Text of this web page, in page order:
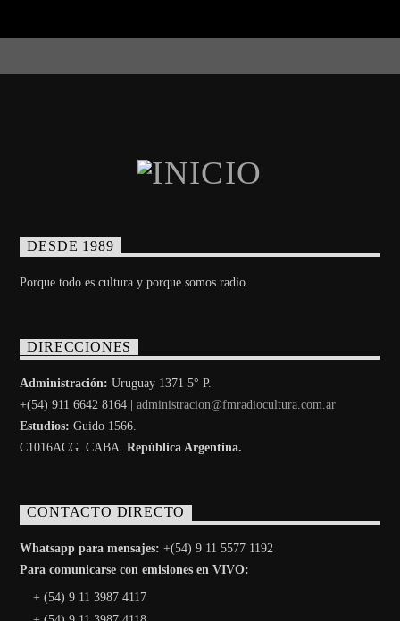
DESDE 1989
Porque todo es cultura y porque somos radio.
DIRECCIONES
Administración: Uruguay 1371 5° P.
+(54) 911 6642 8164 |administracion@fmradiocultura.com.ar
Estudios: Guido 1566.
C1016ACG . CABA.República Argentina.
CONTACTO DIRECTO
Whatsapp para mensajes: +(54) 9 11 5577 1192
Para comunicarse con emisiones en VIVO:
+ (54) 9 11 3987 4117